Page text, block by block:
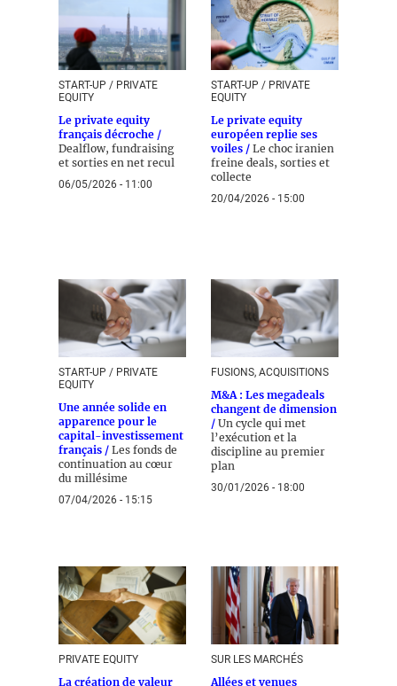
START-UP / PRIVATE
EQUITY
Le private equity
français décroche /
Dealflow, fundraising
et sorties en net recul
06/05/2026 - 11:00
START-UP / PRIVATE
EQUITY
Le private equity
européen replie ses
voiles / Le choc iranien
freine deals, sorties et
collecte
20/04/2026 - 15:00
START-UP / PRIVATE
EQUITY
Une année solide en
apparence pour le
capital-investissement
français / Les fonds de
continuation au cœur
du millésime
07/04/2026 - 15:15
FUSIONS, ACQUISITIONS
M&A : Les megadeals
changent de dimension
/ Un cycle qui met
l’exécution et la
discipline au premier
plan
30/01/2026 - 18:00
PRIVATE EQUITY
La création de valeur
SUR LES MARCHÉS
Allées et venues